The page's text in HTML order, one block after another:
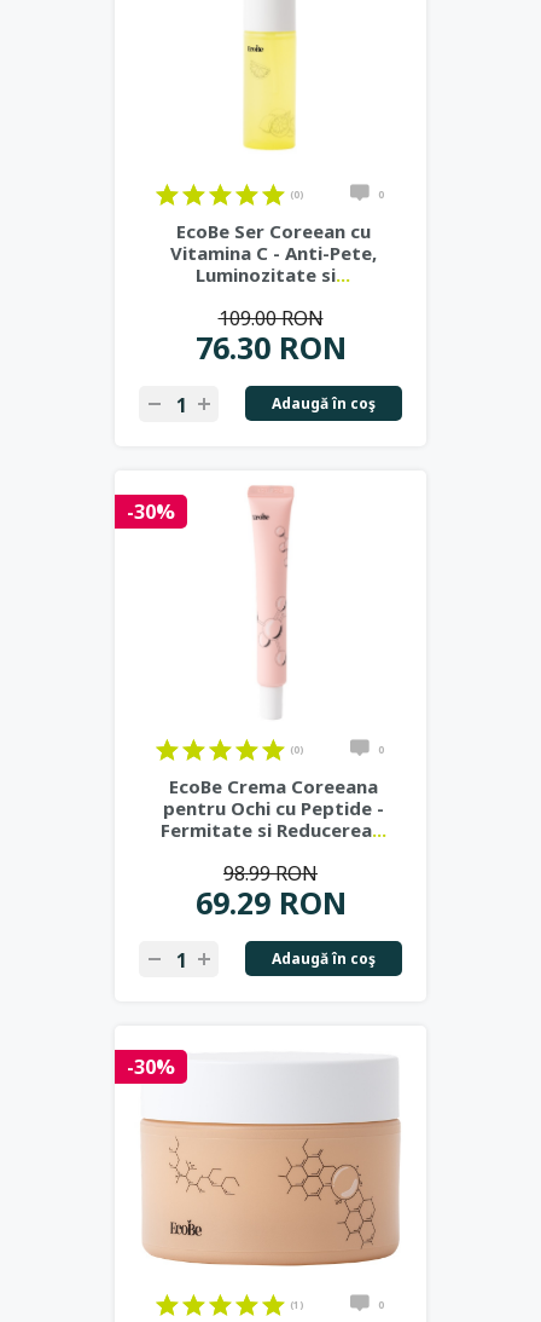
(0) 0
EcoBe Ser Coreean cu
Vitamina C - Anti-Pete,
Luminozitate si...
76.30 RON
109.00 RON
Adaugă în coş
-30%
(0) 0
EcoBe Crema Coreeana
pentru Ochi cu Peptide -
Fermitate si Reducerea...
69.29 RON
98.99 RON
Adaugă în coş
-30%
(1) 0